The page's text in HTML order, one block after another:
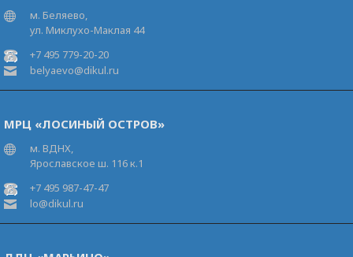
м. Беляево,
ул. Миклухо-Маклая 44
+7 495 779-20-20
belyaevo@dikul.ru
МРЦ «ЛОСИНЫЙ ОСТРОВ»
м. ВДНХ,
Ярославское ш. 116 к.1
+7 495 987-47-47
lo@dikul.ru